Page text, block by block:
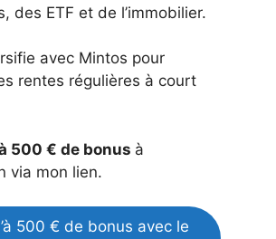
des ETF et de l’immobilier.
avec Mintos pour
rentes régulières à court
500 € de bonus à
via mon lien.
500 € de bonus avec le